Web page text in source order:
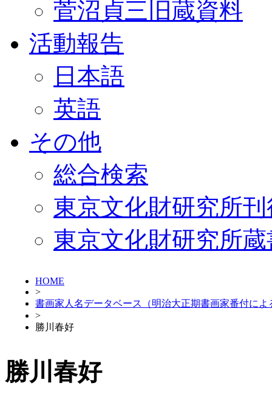
菅沼貞三旧蔵資料
活動報告
日本語
英語
その他
総合検索
東京文化財研究所
東京文化財研究所
HOME
>
書画家人名データベース（明治大正期書画家番付によ
>
勝川春好
勝川春好